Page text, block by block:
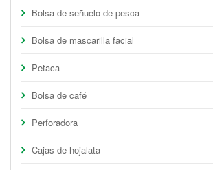
Bolsa de señuelo de pesca
Bolsa de mascarilla facial
Petaca
Bolsa de café
Perforadora
Cajas de hojalata